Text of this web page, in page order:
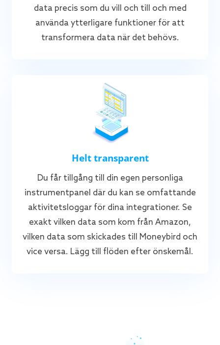
data precis som du vill och till och med
använda ytterligare funktioner för att
transformera data när det behövs.
Helt transparent
Du får tillgång till din egen personliga
instrumentpanel där du kan se omfattande
aktivitetsloggar för dina integrationer. Se
exakt vilken data som kom från Amazon,
vilken data som skickades till Moneybird och
vice versa. Lägg till flöden efter önskemål.